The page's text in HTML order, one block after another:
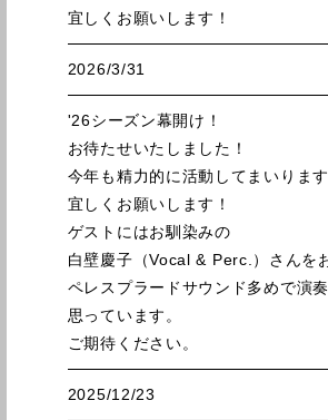
宜しくお願いします！
2026/3/31
'26シーズン幕開け！
お待たせいたしました！
今年も精力的に活動してまいります
宜しくお願いします！
ゲストにはお馴染みの
白壁慶子（Vocal & Perc.）さんを
ペレスプラードサウンド多めで演
思っています。
ご期待ください。
2025/12/23